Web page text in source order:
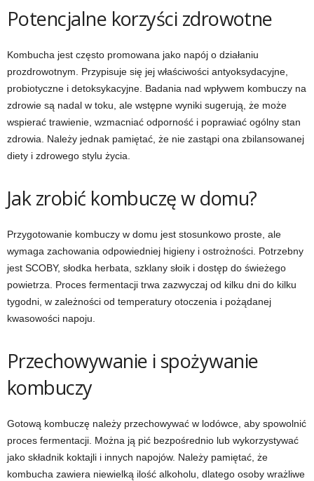
Potencjalne korzyści zdrowotne
Kombucha jest często promowana jako napój o działaniu
prozdrowotnym. Przypisuje się jej właściwości antyoksydacyjne,
probiotyczne i detoksykacyjne. Badania nad wpływem kombuczy na
zdrowie są nadal w toku, ale wstępne wyniki sugerują, że może
wspierać trawienie, wzmacniać odporność i poprawiać ogólny stan
zdrowia. Należy jednak pamiętać, że nie zastąpi ona zbilansowanej
diety i zdrowego stylu życia.
Jak zrobić kombuczę w domu?
Przygotowanie kombuczy w domu jest stosunkowo proste, ale
wymaga zachowania odpowiedniej higieny i ostrożności. Potrzebny
jest SCOBY, słodka herbata, szklany słoik i dostęp do świeżego
powietrza. Proces fermentacji trwa zazwyczaj od kilku dni do kilku
tygodni, w zależności od temperatury otoczenia i pożądanej
kwasowości napoju.
Przechowywanie i spożywanie
kombuczy
Gotową kombuczę należy przechowywać w lodówce, aby spowolnić
proces fermentacji. Można ją pić bezpośrednio lub wykorzystywać
jako składnik koktajli i innych napojów. Należy pamiętać, że
kombucha zawiera niewielką ilość alkoholu, dlatego osoby wrażliwe